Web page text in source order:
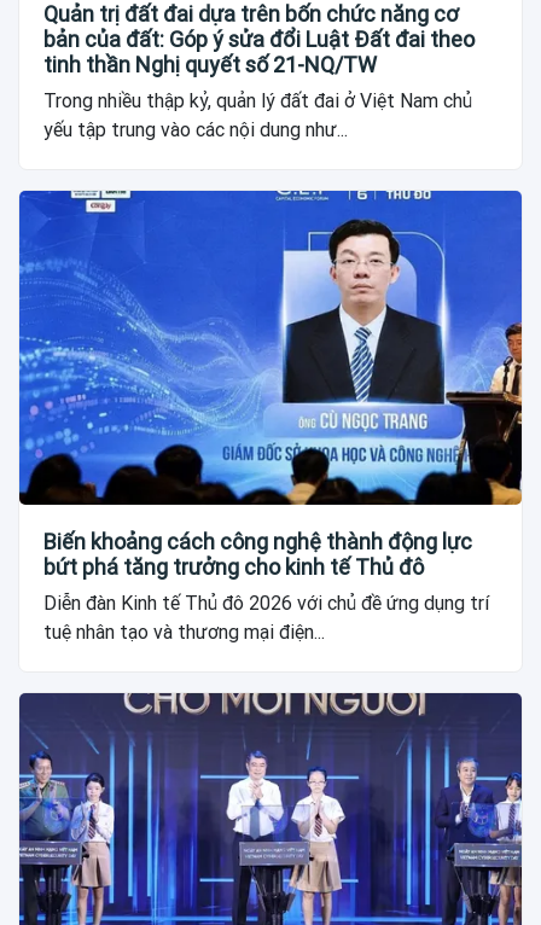
Quản trị đất đai dựa trên bốn chức năng cơ
bản của đất: Góp ý sửa đổi Luật Đất đai theo
tinh thần Nghị quyết số 21-NQ/TW
Trong nhiều thập kỷ, quản lý đất đai ở Việt Nam chủ
yếu tập trung vào các nội dung như...
Biến khoảng cách công nghệ thành động lực
bứt phá tăng trưởng cho kinh tế Thủ đô
Diễn đàn Kinh tế Thủ đô 2026 với chủ đề ứng dụng trí
tuệ nhân tạo và thương mại điện...